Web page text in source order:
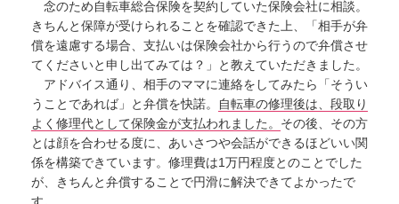
念のため自転車総合保険を契約していた保険会社に相談。
きちんと保障が受けられることを確認できた上、「相手が弁
償を遠慮する場合、支払いは保険会社から行うので弁償させ
てくださいと申し出てみては？」と教えていただきました。
アドバイス通り、相手のママに連絡をしてみたら「そうい
うことであれば」と弁償を快諾。
自転車の修理後は、段取り
よく修理代として保険金が支払われました。 その後、その方
とは顔を合わせる度に、あいさつや会話ができるほどいい関
係を構築できています。修理費は1万円程度とのことでした
が、きちんと弁償することで円滑に解決できてよかったで
す。